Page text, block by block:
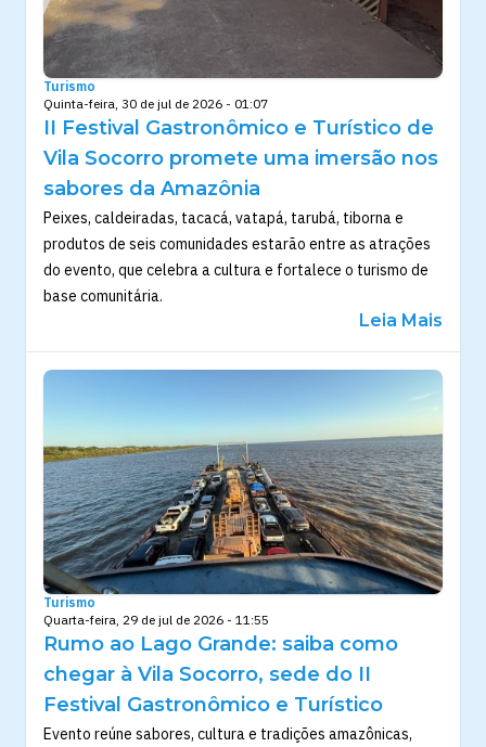
Turismo
Quinta-feira, 30 de jul de 2026 - 01:07
II Festival Gastronômico e Turístico de
Vila Socorro promete uma imersão nos
sabores da Amazônia
Peixes, caldeiradas, tacacá, vatapá, tarubá, tiborna e
produtos de seis comunidades estarão entre as atrações
do evento, que celebra a cultura e fortalece o turismo de
base comunitária.
Leia Mais
Turismo
Quarta-feira, 29 de jul de 2026 - 11:55
Rumo ao Lago Grande: saiba como
chegar à Vila Socorro, sede do II
Festival Gastronômico e Turístico
Evento reúne sabores, cultura e tradições amazônicas,